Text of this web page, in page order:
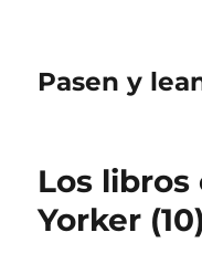
Pasen y
Los libros
Yorker (10)